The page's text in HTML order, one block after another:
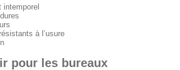
intemporel
à l’usure
pour les bureaux